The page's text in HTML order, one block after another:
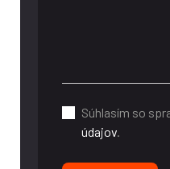
Súhlasím so
údajov.